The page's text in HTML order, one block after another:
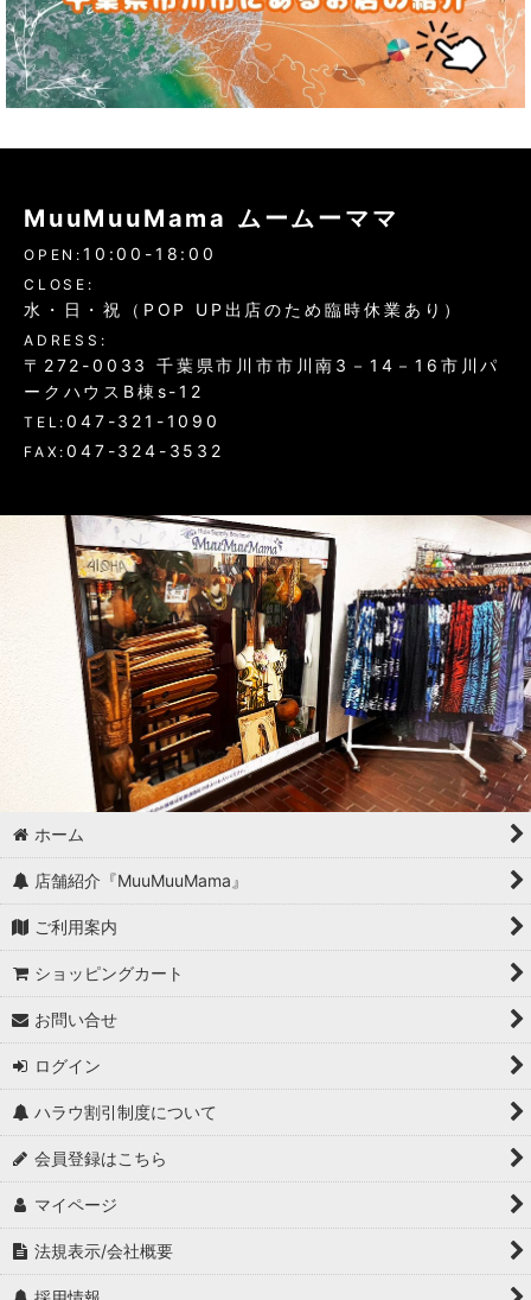
MuuMuuMama ムームーママ
OPEN: 10:00-18:00
CLOSE:
水・日・祝（POP UP出店のため臨時休業あり）
ADRESS:
〒272-0033 千葉県市川市市川南3－14－16市川パ
ークハウスB棟s-12
TEL:047-321-1090
FAX:047-324-3532
ホーム
店舗紹介『MuuMuuMama』
ご利用案内
ショッピングカート
お問い合せ
ログイン
ハラウ割引制度について
会員登録はこちら
マイページ
法規表示/会社概要